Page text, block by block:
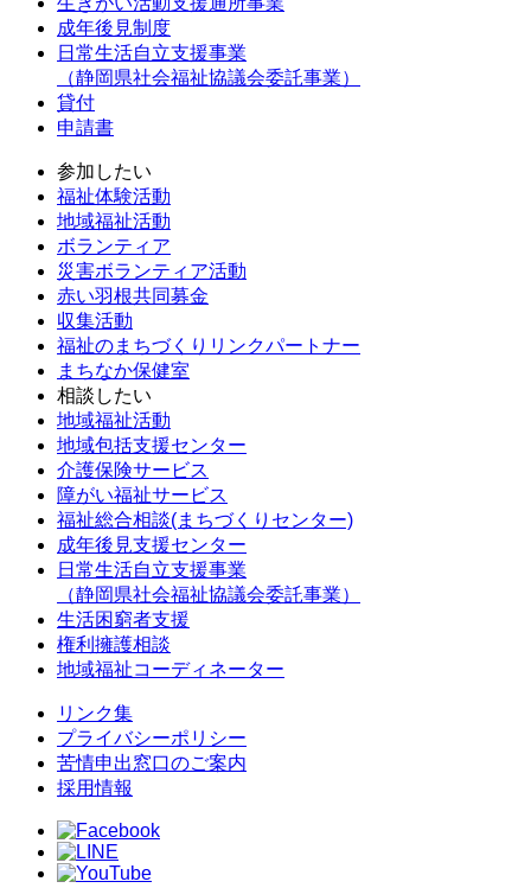
成年後見制度
日常生活自立支援事業
（静岡県社会福祉協議会委託事業）
貸付
申請書
参加したい
福祉体験活動
地域福祉活動
ボランティア
災害ボランティア活動
赤い羽根共同募金
収集活動
福祉のまちづくりリンクパートナー
まちなか保健室
相談したい
地域福祉活動
地域包括支援センター
介護保険サービス
障がい福祉サービス
福祉総合相談(まちづくりセンター)
成年後見支援センター
日常生活自立支援事業
（静岡県社会福祉協議会委託事業）
生活困窮者支援
権利擁護相談
地域福祉コーディネーター
リンク集
プライバシーポリシー
苦情申出窓口のご案内
採用情報